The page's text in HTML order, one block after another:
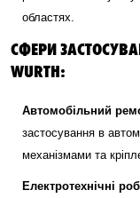
областях.
СФЕРИ
WURTH:
Автомобільний
застосування в
механізмами та
Електротехнічні